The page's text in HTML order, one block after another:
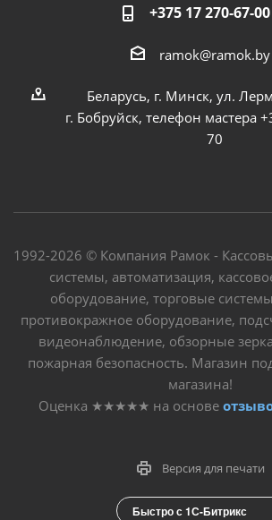
+375 17 270-67-00
ramok@ramok.by
Беларусь, г. Минск, ул.
г. Бобруйск, телефон мастера
70
1992-2026 © Компания Рамок -
системы, автоматизация,
оборудование, торговые
противокражное оборудование,
видеонаблюдение, обзорные
пожарная безопасность. Магазин
магазина!
Оценка ★★★★★ на основе
Версия для печати
Быстро с 1С-Битрикс